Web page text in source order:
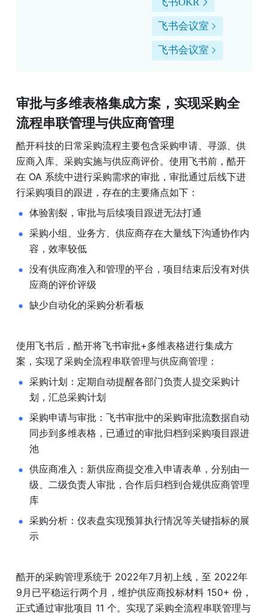
飞书会议室
飞书会议室
审批与多维表格集成方案，实现采购全
流程串联管理与供应商管理
酷开科技的日常采购流程主要包含采购申请、寻源、供
应商入库、采购实施与供应商评价。使用飞书前，酷开
在 OA 系统中进行采购需求的审批，审批通过后线下进
行采购项目的跟进，存在的主要痛点如下：
体验割裂，审批与后续项目跟进无法打通
采购小组、业务方、供应商存在大量线下沟通协作内
容，效率较低
没有供应商准入和管理的平台，项目结束后没有对供
应商的评价评级
缺少自动化的采购分析看板
使用飞书后，酷开将飞书审批+多维表格进行集成方
案，实现了采购全流程串联管理与供应商管理：
采购计划：定期自动提醒各部门负责人提交采购计
划，汇总采购计划
采购申请与审批：飞书审批中的采购审批流数据自动
同步到多维表格，已通过的审批归档到采购项目跟进
池
供应商准入：新供应商提交准入申请表单，分别由一
级、二级负责人审批，合作后归档到合规供应商管理
库
采购分析：仪表盘实现预算执行情况等关键指标的展
示
酷开的采购管理系统于 2022年7月初上线，至 2022年
9月已平稳运行两个月，维护供应商投标材料 150+ 份，
正式通过审批项目 11 个。实现了采购全流程串联管理与